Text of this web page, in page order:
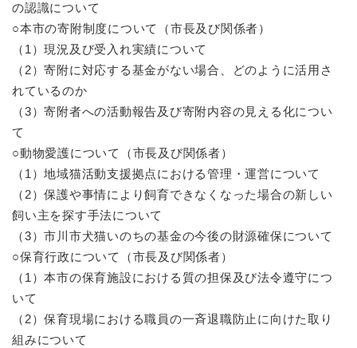
の認識について
○本市の寄附制度について（市長及び関係者）
（1）現況及び受入れ実績について
（2）寄附に対応する基金がない場合、どのように活用さ
れているのか
（3）寄附者への活動報告及び寄附内容の見える化につい
て
○動物愛護について（市長及び関係者）
（1）地域猫活動支援拠点における管理・運営について
（2）保護や事情により飼育できなくなった場合の新しい
飼い主を探す手法について
（3）市川市犬猫いのちの基金の今後の財源確保について
○保育行政について（市長及び関係者）
（1）本市の保育施設における質の担保及び法令遵守につ
いて
（2）保育現場における職員の一斉退職防止に向けた取り
組みについて